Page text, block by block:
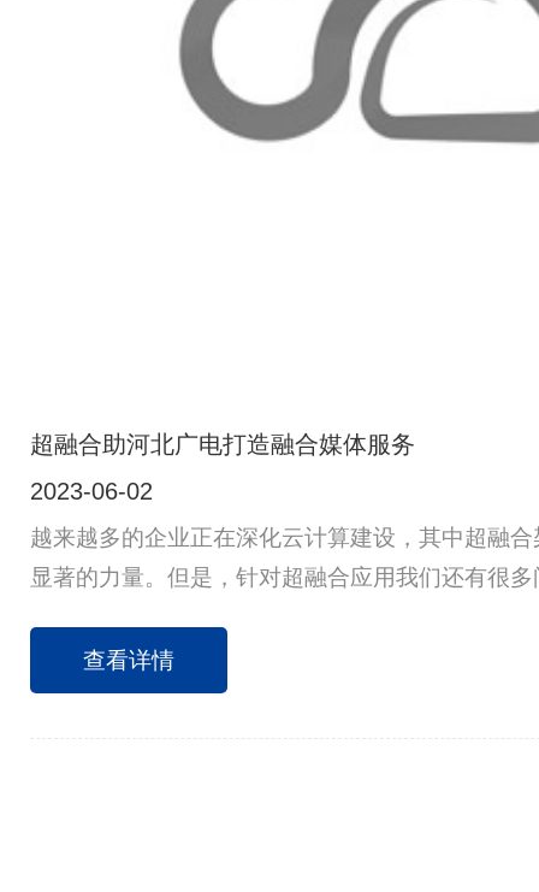
超融合助河北广电打造融合媒体服务
2023-06-02
越来越多的企业正在深化云计算建设，其中超融
显著的力量。但是，针对超融合应用我们还有很
构格格不入吗？针对这些话题，我们不妨听听用
不一样的思考。为此，笔者走访了河北广电无线
查看详情